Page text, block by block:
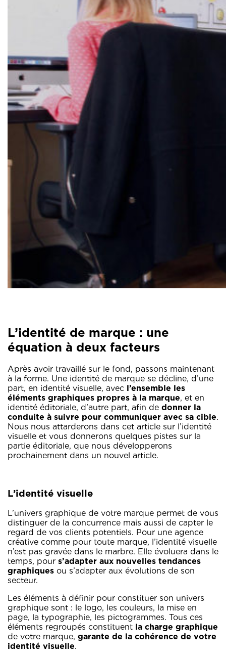
L’identité de marque : une
équation à deux facteurs
Après avoir travaillé sur le fond, passons maintenant
à la forme. Une identité de marque se décline, d’une
part, en identité visuelle, avec l’ensemble les
éléments graphiques propres à la marque, et en
identité éditoriale, d’autre part, afin de donner la
conduite à suivre pour communiquer avec sa cible.
Nous nous attarderons dans cet article sur l’identité
visuelle et vous donnerons quelques pistes sur la
partie éditoriale, que nous développerons
prochainement dans un nouvel article.
L’identité visuelle
L’univers graphique de votre marque permet de vous
distinguer de la concurrence mais aussi de capter le
regard de vos clients potentiels. Pour une agence
créative comme pour toute marque, l’identité visuelle
n’est pas gravée dans le marbre. Elle évoluera dans le
temps, pour s’adapter aux nouvelles tendances
graphiques ou s’adapter aux évolutions de son
secteur.
Les éléments à définir pour constituer son univers
graphique sont : le logo, les couleurs, la mise en
page, la typographie, les pictogrammes. Tous ces
éléments regroupés constituent la charge graphique
de votre marque, garante de la cohérence de votre
identité visuelle.